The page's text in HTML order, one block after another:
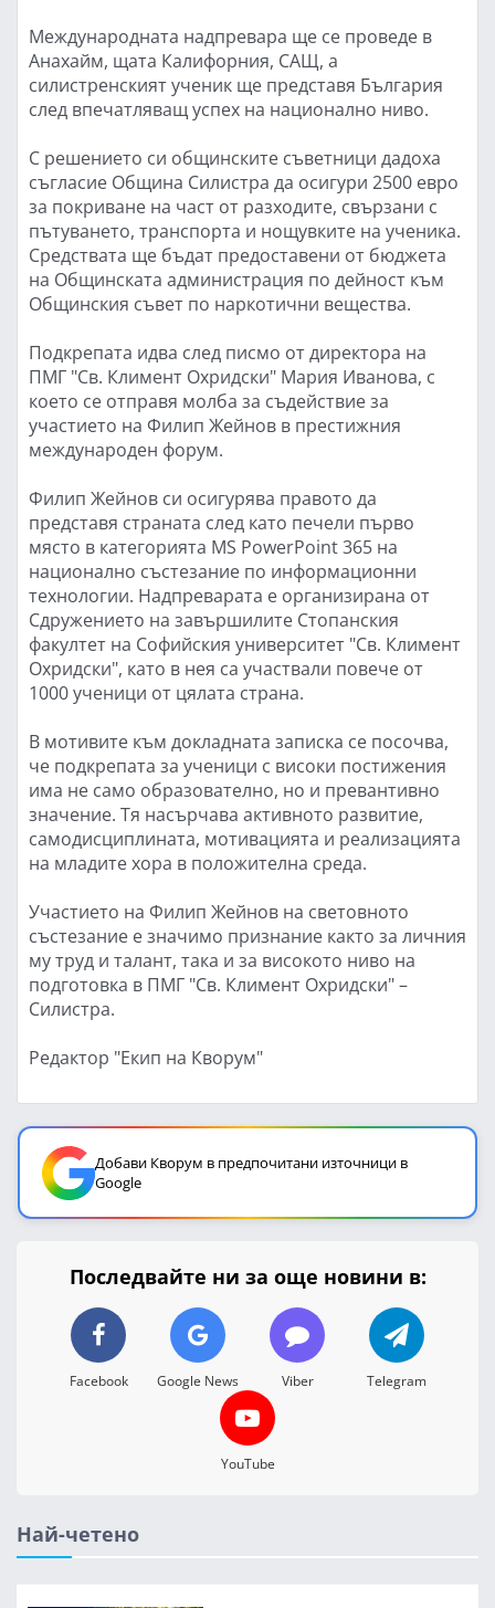
Международната надпревара ще се проведе в
Анахайм, щата Калифорния, САЩ, а
силистренският ученик ще представя България
след впечатляващ успех на национално ниво.
С решението си общинските съветници дадоха
съгласие Община Силистра да осигури 2500 евро
за покриване на част от разходите, свързани с
пътуването, транспорта и нощувките на ученика.
Средствата ще бъдат предоставени от бюджета
на Общинската администрация по дейност към
Общинския съвет по наркотични вещества.
Подкрепата идва след писмо от директора на
ПМГ "Св. Климент Охридски" Мария Иванова, с
което се отправя молба за съдействие за
участието на Филип Жейнов в престижния
международен форум.
Филип Жейнов си осигурява правото да
представя страната след като печели първо
място в категорията MS PowerPoint 365 на
национално състезание по информационни
технологии. Надпреварата е организирана от
Сдружението на завършилите Стопанския
факултет на Софийския университет "Св. Климент
Охридски", като в нея са участвали повече от
1000 ученици от цялата страна.
В мотивите към докладната записка се посочва,
че подкрепата за ученици с високи постижения
има не само образователно, но и превантивно
значение. Тя насърчава активното развитие,
самодисциплината, мотивацията и реализацията
на младите хора в положителна среда.
Участието на Филип Жейнов на световното
състезание е значимо признание както за личния
му труд и талант, така и за високото ниво на
подготовка в ПМГ "Св. Климент Охридски" –
Силистра.
Редактор "Екип на Кворум"
Добави Кворум в предпочитани източници в
Google
Последвайте ни за още новини в:
Facebook Google News Viber Telegram
YouTube
Най-четено